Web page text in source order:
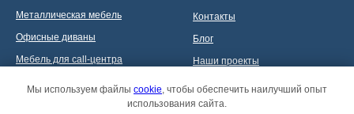
Мы используем файлы cookie, чтобы обеспечить наилучший опыт
использования сайта.
Металлическая мебель
Офисные диваны
Мебель для call-центра
Контакты
Блог
Наши проекты
Политика обработки
персональных данных